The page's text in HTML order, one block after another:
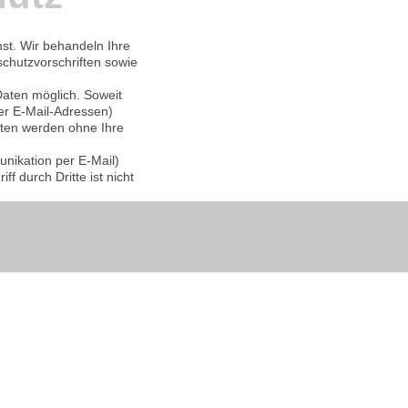
Wir behandeln Ihre
sowie
möglich. Soweit
E-Mail-Adressen)
werden ohne Ihre
per E-Mail)
durch Dritte ist nicht